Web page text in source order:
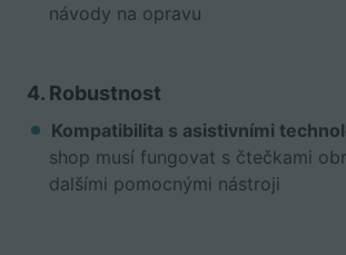
návody na opravu
4. Robustnost
Kompatibilita s asistivními
shop musí fungovat s čtečkami
dalšími pomocnými nástroji